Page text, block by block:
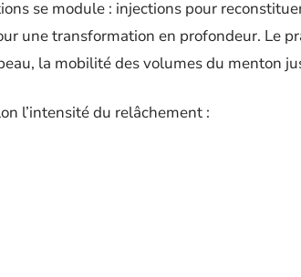
se module : injections pour
une transformation en profondeur. Le
la mobilité des volumes du menton
l’intensité du relâchement :